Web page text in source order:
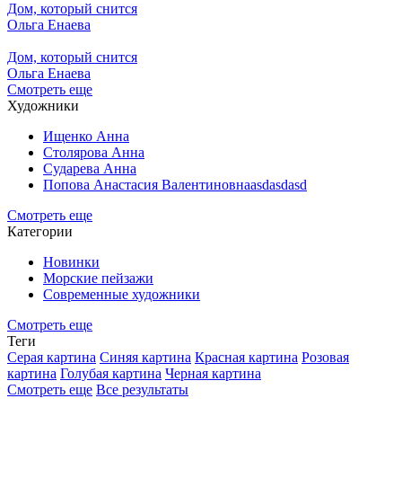
Дом, который снится
Ольга Енаева
Дом, который снится
Ольга Енаева
Смотреть еще
Художники
Ищенко Анна
Столярова Анна
Сударева Анна
Попова Анастасия Валентиновнаasdasdasd
Смотреть еще
Категории
Новинки
Морские пейзажи
Современные художники
Смотреть еще
Теги
Серая картина Синяя картина Красная картина Розовая
картина Голубая картина Черная картина
Смотреть еще Все результаты